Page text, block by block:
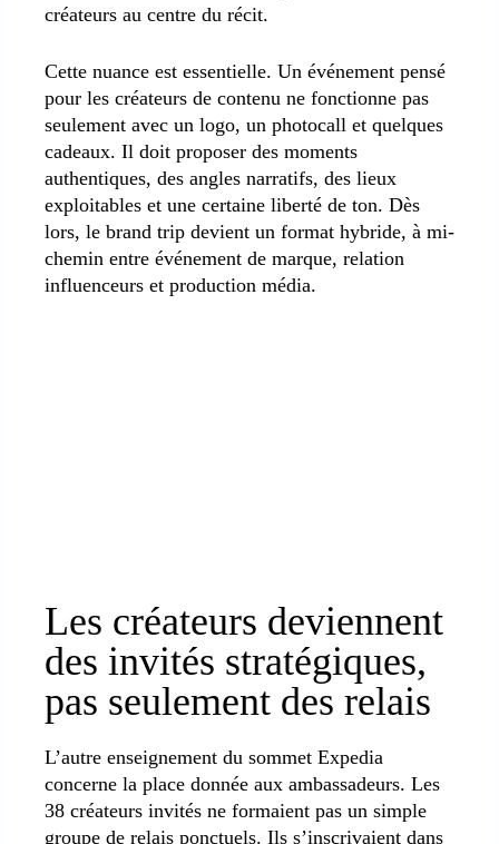
créateurs au centre du récit.
Cette nuance est essentielle. Un événement pensé
pour les créateurs de contenu ne fonctionne pas
seulement avec un logo, un photocall et quelques
cadeaux. Il doit proposer des moments
authentiques, des angles narratifs, des lieux
exploitables et une certaine liberté de ton. Dès
lors, le brand trip devient un format hybride, à mi-
chemin entre événement de marque, relation
influenceurs et production média.
Les créateurs deviennent
des invités stratégiques,
pas seulement des relais
L’autre enseignement du sommet Expedia
concerne la place donnée aux ambassadeurs. Les
38 créateurs invités ne formaient pas un simple
groupe de relais ponctuels. Ils s’inscrivaient dans